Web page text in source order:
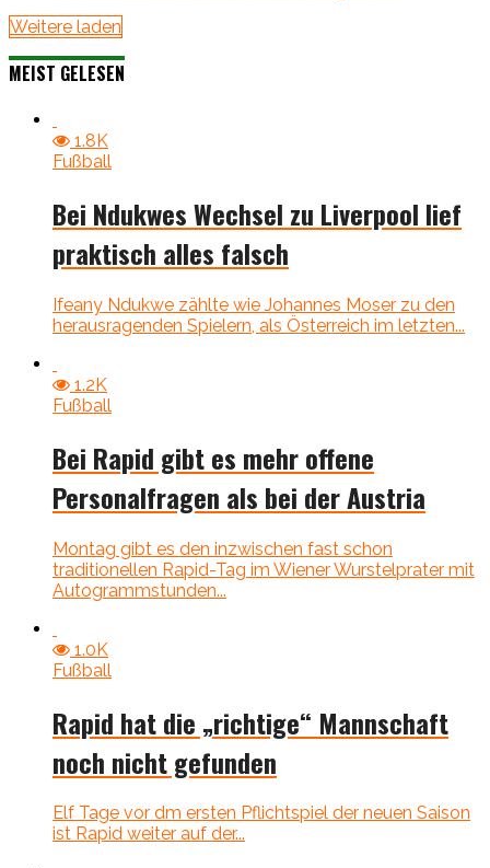
Weitere laden
MEIST GELESEN
1.8K
Fußball
Bei Ndukwes Wechsel zu Liverpool lief
praktisch alles falsch
Ifeany Ndukwe zählte wie Johannes Moser zu den
herausragenden Spielern, als Österreich im letzten...
1.2K
Fußball
Bei Rapid gibt es mehr offene
Personalfragen als bei der Austria
Montag gibt es den inzwischen fast schon
traditionellen Rapid-Tag im Wiener Wurstelprater mit
Autogrammstunden...
1.0K
Fußball
Rapid hat die „richtige“ Mannschaft
noch nicht gefunden
Elf Tage vor dm ersten Pflichtspiel der neuen Saison
ist Rapid weiter auf der...